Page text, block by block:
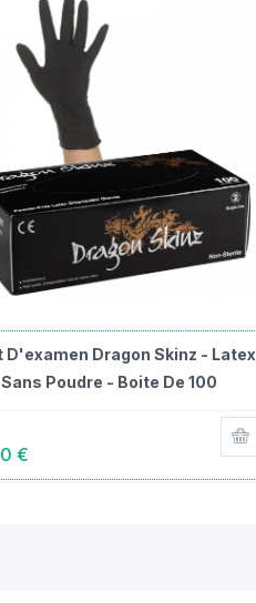
D'examen Dragon Skinz - Latex
Poudre - Boite De 100
€